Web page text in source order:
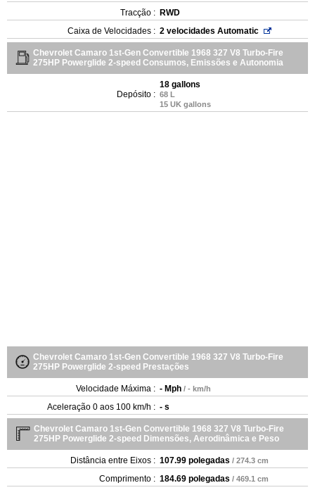
Tracção : RWD
Caixa de Velocidades : 2 velocidades Automatic
Chevrolet Camaro 1st-Gen Convertible 1968 327 V8 Turbo-Fire
275HP Powerglide 2-speed Consumos, Emissões e Autonomia
Depósito :
18 gallons
68 L
15 UK gallons
Chevrolet Camaro 1st-Gen Convertible 1968 327 V8 Turbo-Fire
275HP Powerglide 2-speed Prestações
Velocidade Máxima : - Mph / - km/h
Aceleração 0 aos 100 km/h : - s
Chevrolet Camaro 1st-Gen Convertible 1968 327 V8 Turbo-Fire
275HP Powerglide 2-speed Dimensões, Aerodinâmica e Peso
Distância entre Eixos : 107.99 polegadas / 274.3 cm
Comprimento : 184.69 polegadas / 469.1 cm